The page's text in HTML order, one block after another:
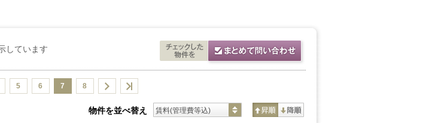
しています
5 6 7 8
物件を並べ替え 賃料(管理費等込)